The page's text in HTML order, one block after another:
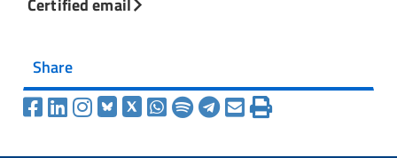
Share